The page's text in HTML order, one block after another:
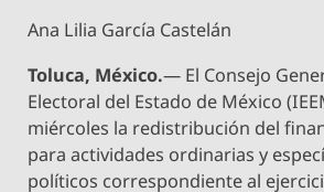
Ana Lilia García Castelán
Toluca, México.— El Consejo
Electoral del Estado de México
miércoles la redistribución del
para actividades ordinarias y
políticos correspondiente al